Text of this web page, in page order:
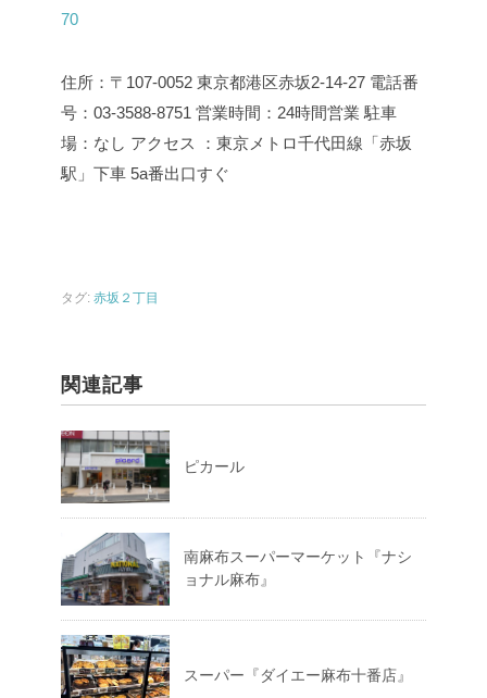
70
住所：〒107-0052 東京都港区赤坂2-14-27 電話番
号：03-3588-8751 営業時間：24時間営業 駐車
場：なし アクセス ：東京メトロ千代田線「赤坂
駅」下車 5a番出口すぐ
タグ: 赤坂２丁目
関連記事
ピカール
南麻布スーパーマーケット『ナシ
ョナル麻布』
スーパー『ダイエー麻布十番店』